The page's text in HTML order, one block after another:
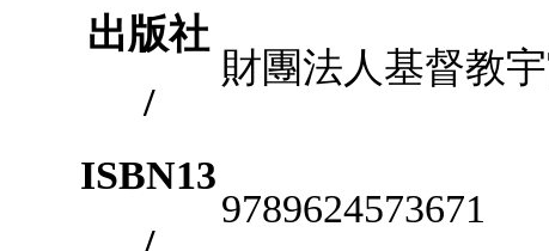
出版社
/
財團法人基督教
ISBN13
9789624573671